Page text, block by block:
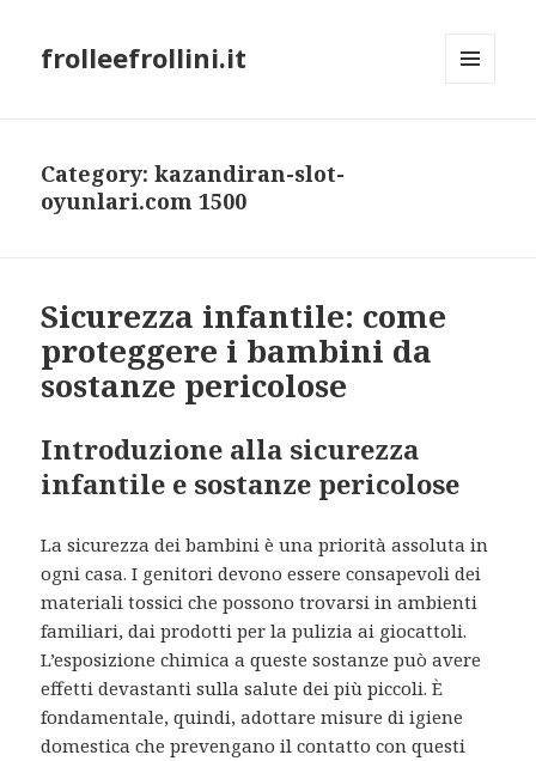
frolleefrollini.it
Category: kazandiran-slot-
oyunlari.com 1500
Sicurezza infantile: come
proteggere i bambini da
sostanze pericolose
Introduzione alla sicurezza
infantile e sostanze pericolose
La sicurezza dei bambini è una priorità assoluta in
ogni casa. I genitori devono essere consapevoli dei
materiali tossici che possono trovarsi in ambienti
familiari, dai prodotti per la pulizia ai giocattoli.
L’esposizione chimica a queste sostanze può avere
effetti devastanti sulla salute dei più piccoli. È
fondamentale, quindi, adottare misure di igiene
domestica che prevengano il contatto con questi